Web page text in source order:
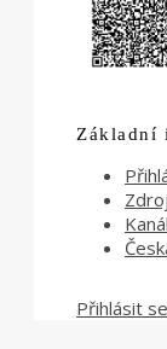
Základní
Přihlásit se